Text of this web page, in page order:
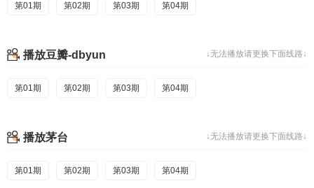
第01期 第02期 第03期 第04期
↓无法播放请更换下面线路↓
播放豆瓣-dbyun
第01期 第02期 第03期 第04期
↓无法播放请更换下面线路↓
播放茅台
第01期 第02期 第03期 第04期